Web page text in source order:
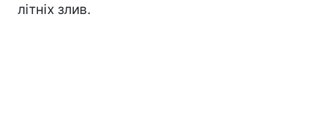
літніх злив.